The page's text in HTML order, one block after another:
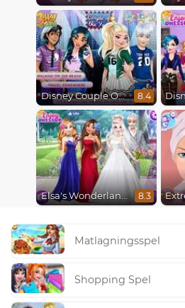
Disney Couple Of The Year 8.4
Elsa's Wonderland Wedding 8.3
Matlagningsspel
Shopping Spel